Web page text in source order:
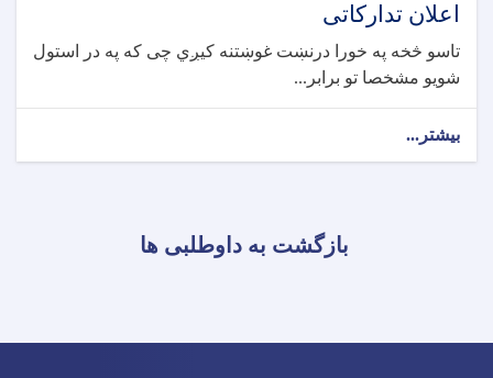
اعلان تدارکاتی
تاسو څخه په خورا درنښت غوښتنه کیږي چی که په در استول
شویو مشخصا تو برابر...
بیشتر...
بازگشت به داوطلبی ها